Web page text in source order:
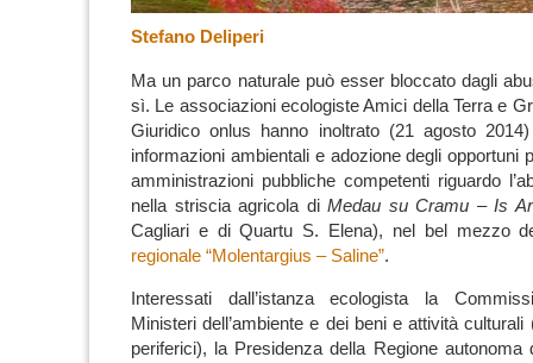
Stefano Deliperi
Ma un parco naturale può esser bloccato dagli
sì. Le associazioni ecologiste Amici della Terra e
Giuridico onlus hanno inoltrato (21 agosto
informazioni ambientali e adozione degli opportuni
amministrazioni pubbliche competenti riguardo
nella striscia agricola diMedau su Cramu – Is
Cagliari e di Quartu S. Elena), nel bel mezzo
regionale “Molentargius – Saline”.
Interessati dall’istanza ecologista la
Ministeri dell’ambiente e dei beni e attività
periferici), la Presidenza della Regione autonoma